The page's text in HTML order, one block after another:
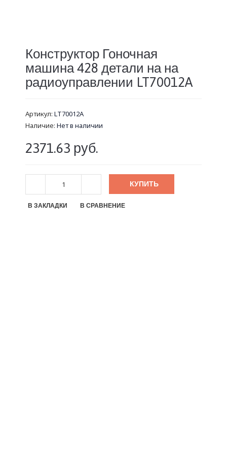
Конструктор Гоночная
машина 428 детали на на
радиоуправлении LT70012A
Артикул: LT70012A
Наличие: Нет в наличии
2371.63 руб.
КУПИТЬ
В ЗАКЛАДКИ В СРАВНЕНИЕ